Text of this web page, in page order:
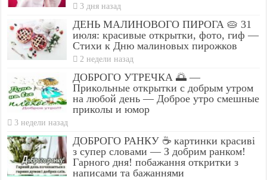
3 дня назад
ДЕНЬ МАЛИНОВОГО ПИРОГА 🥧 31
июля: красивые открытки, фото, гиф —
Стихи к Дню малиновых пирожков
2 недели назад
ДОБРОГО УТРЕЧКА 🌅 —
Прикольные открытки с добрым утром
на любой день — Доброе утро смешные
приколы и юмор
3 недели назад
ДОБРОГО РАНКУ ☕ картинки красиві
з супер словами — З добрим ранком!
Гарного дня! побажання откритки з
написами та бажаннями